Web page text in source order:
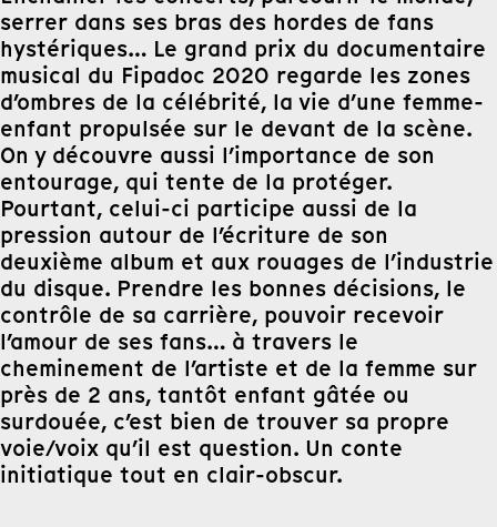
serrer dans ses bras des hordes de fans
hystériques… Le grand prix du documentaire
musical du Fipadoc 2020 regarde les zones
d’ombres de la célébrité, la vie d’une femme-
enfant propulsée sur le devant de la scène.
On y découvre aussi l’importance de son
entourage, qui tente de la protéger.
Pourtant, celui-ci participe aussi de la
pression autour de l’écriture de son
deuxième album et aux rouages de l’industrie
du disque. Prendre les bonnes décisions, le
contrôle de sa carrière, pouvoir recevoir
l’amour de ses fans… à travers le
cheminement de l’artiste et de la femme sur
près de 2 ans, tantôt enfant gâtée ou
surdouée, c’est bien de trouver sa propre
voie/voix qu’il est question. Un conte
initiatique tout en clair-obscur.